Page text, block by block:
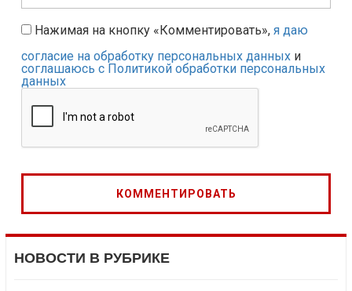
Нажимая на кнопку «Комментировать», я даю
согласие на обработку персональных данных и
соглашаюсь с Политикой обработки персональных
данных
НОВОСТИ В РУБРИКЕ